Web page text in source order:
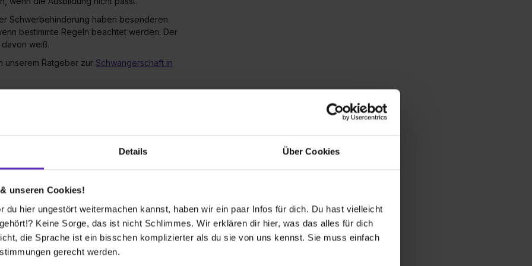
Details Über Cookies
unseren Cookies!
du hier ungestört weitermachen kannst, haben wir ein paar Infos für dich. Du hast vielleicht
Keine Sorge, das ist nicht Schlimmes. Wir erklären dir hier, was das alles für dich
die Sprache ist ein bisschen komplizierter als du sie von uns kennst. Sie muss einfach
gerecht werden.
Schwerbehinderung haben besonderen
bestimmte Regeln beachtet werden. Der
weiß.
unserem Ratgeber zur Schwangerschaft in
in der Probezeit?
kurzen Brief mit deinem Namen, dem
der Probezeit kündigst. Wenn du
die Kündigung zusätzlich unterschreiben.
möchtest, haben wir hier ein Muster für